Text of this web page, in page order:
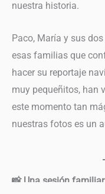
nuestra historia.
Paco, María y sus
esas familias que
hacer su reportaje
muy pequeñitos, han
este momento tan
nuestras fotos es un
📸 Una sesión